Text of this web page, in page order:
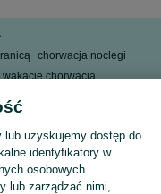
chorwacja noclegi
wakacje chorwacja
Skorzystaj z największego serwisu ogłoszeniowego w Polsce. Kupuj to, czego pragniesz i sprzedawaj to, czego już nie potrzebujesz w kategorii Noclegi za granicą!
uzyskujemy dostęp do
identyfikatory w
osobowych.
lub zarządzać nimi,